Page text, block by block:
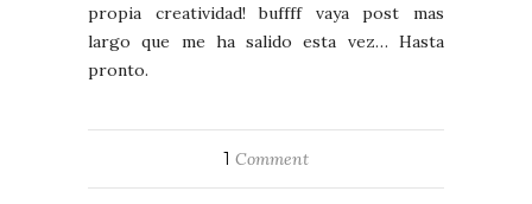
propia creatividad! buffff vaya post mas
largo que me ha salido esta vez… Hasta
pronto.
1 Comment